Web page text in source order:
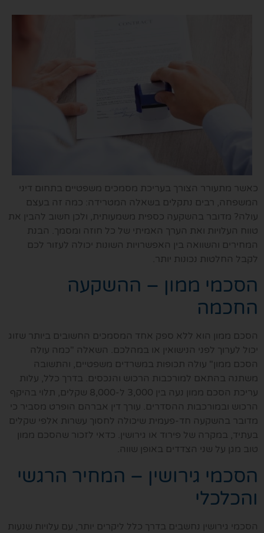
כאשר מתעורר הצורך בעריכת מסמכים משפטיים בתחום דיני
המשפחה, רבים נתקלים בשאלה המטרידה: כמה זה בעצם
עולה? מדובר בהשקעה כספית משמעותית, ולכן חשוב להבין את
טווח העלויות ואת הערך האמיתי של כל חוזה ומסמך. הבנת
המחירים והשוואה בין האפשרויות השונות יכולה לעזור לכם
לקבל החלטות נכונות יותר.
הסכמי ממון – ההשקעה
החכמה
הסכם ממון הוא ללא ספק אחד המסמכים החשובים ביותר שזוג
יכול לערוך לפני הנישואין או במהלכם. השאלה "כמה עולה
הסכם ממון" עולה תכופות במשרדים משפטיים, והתשובה
משתנה בהתאם למורכבות הרכוש והנכסים. בדרך כלל, עלות
עריכת הסכם ממון נעה בין 3,000 ל-8,000 שקלים, תלוי בהיקף
הרכוש ובמורכבות ההסדרים. עורך דין אברהם הופרט מסביר כי
מדובר בהשקעה חד-פעמית שיכולה לחסוך עשרות אלפי שקלים
בעתיד, במקרה של פירוד או גירושין. כדאי לזכור שהסכם ממון
טוב מגן על שני הצדדים באופן שווה.
הסכמי גירושין – המחיר הרגשי
והכלכלי
הסכמי גירושין נחשבים בדרך כלל ליקרים יותר, עם עלויות שנעות